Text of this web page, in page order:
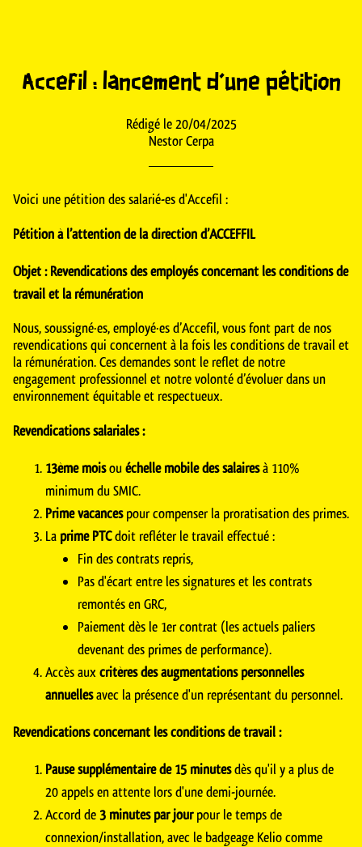
Accefil : lancement d'une pétition
Rédigé le 20/04/2025
Nestor Cerpa
Voici une pétition des salarié-es d'Accefil :
Pétition à l’attention de la direction d’ACCEFFIL
Objet : Revendications des employés concernant les conditions de
travail et la rémunération
Nous, soussigné·es, employé·es d’Accefil, vous font part de nos
revendications qui concernent à la fois les conditions de travail et
la rémunération. Ces demandes sont le reflet de notre
engagement professionnel et notre volonté d’évoluer dans un
environnement équitable et respectueux.
Revendications salariales :
13ème moisouéchelle mobile des salairesà 110%
minimum du SMIC.
Prime vacancespour compenser la proratisation des primes.
La prime PTCdoit refléter le travail effectué :
Fin des contrats repris,
Pas d'écart entre les signatures et les contrats
remontés en GRC,
Paiement dès le 1er contrat (les actuels paliers
devenant des primes de performance).
Accès auxcritères des augmentations personnelles
annuellesavec la présence d'un représentant du personnel.
Revendications concernant les conditions de travail :
Pause supplémentaire de 15 minutesdès qu'il y a plus de
20 appels en attente lors d'une demi-journée.
Accord de3 minutes par jourpour le temps de
connexion/installation, avec le badgeage Kelio comme